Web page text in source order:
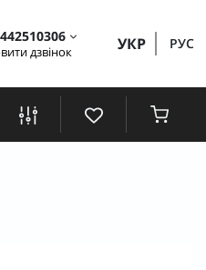
дзвінок УКР РУС